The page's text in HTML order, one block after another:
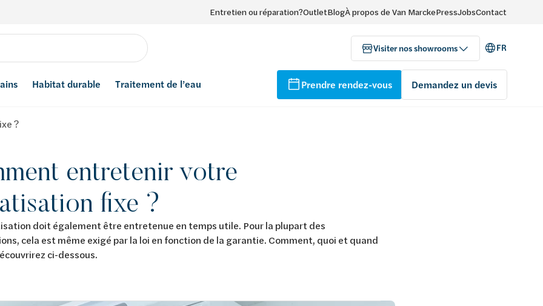
Entretien ou réparation?OutletBlogÀ propos de Van MarckePressJobsContact
Visiter nos showrooms FR
Habitat durable Traitement de l’eau Prendre rendez-vous Demandez un devis
?
entretenir votre
fixe ?
doit également être entretenue en temps utile. Pour la plupart des
cela est même exigé par la loi en fonction de la garantie. Comment, quoi et quand
ci-dessous.